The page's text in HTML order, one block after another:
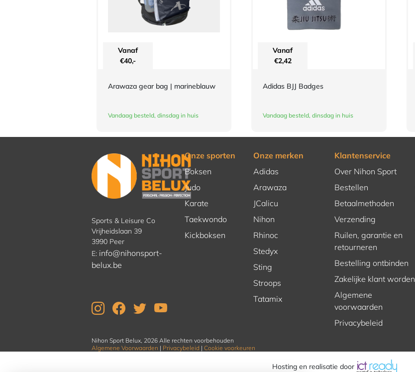
Vanaf
€40,-
Arawaza gear bag | marineblauw
Vandaag besteld, dinsdag in huis
Vanaf
€2,42
Adidas BJJ Badges
Vandaag besteld, dinsdag in huis
Sports & Leisure Co
Vrijheidslaan 39
3990 Peer
E: info@nihonsport-
belux.be
Onze sporten
Boksen
Judo
Karate
Taekwondo
Kickboksen
Onze merken
Adidas
Arawaza
JCalicu
Nihon
Rhinoc
Stedyx
Sting
Stroops
Tatamix
Klantenservice
Over Nihon Sport
Bestellen
Betaalmethoden
Verzending
Ruilen, garantie en
retourneren
Bestelling ontbinden
Zakelijke klant worden
Algemene
voorwaarden
Privacybeleid
Nihon Sport Belux, 2026 Alle rechten voorbehouden
Algemene Voorwaarden | Privacybeleid | Cookie voorkeuren
Hosting en realisatie door